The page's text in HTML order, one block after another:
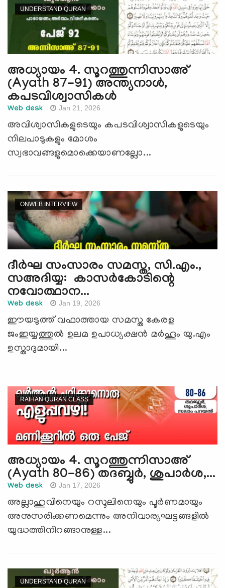
UNDERSTAND QURAN
അധ്യായം 4. സൂറത്തുന്നിസാഅ്
(Ayath 87-91) അന്ത്യനാള്‍,
കപടവിശ്വാസികള്‍
Web desk Jan 21, 2026
അവിശ്വാസികളുടെയും കപടവിശ്വാസികളുടെയും
നിലപാടുകളും മോശം
സ്വഭാവങ്ങളുമൊക്കെയാണല്ലോ...
ONWEB INTERVIEW
ദീര്‍ഘ സംസാരം സമസ്ത, സി.എം.,
സഅദിയ്യ: കാസര്‍കോടിന്റെ
നവോത്ഥാന...
Web desk Jan 19, 2026
ഈയടുത്ത് വഫാത്തായ സമസ്ത കേരള
ജംഇയ്യത്തുല്‍ ഉലമ ഉപാധ്യക്ഷന്‍ മര്‍ഹൂം യു.എം
ഉസ്താദുമായി...
RAIHAN QURAN CLASS
അധ്യായം 4. സൂറത്തുന്നിസാഅ്
(Ayath 80-86) തദബ്ബുര്‍, ശുപാര്‍ശ,...
Web desk Jan 17, 2026
അല്ലാഹുവിനെയും റസൂലിനെയും പൂര്‍ണമായും
അനുസരിക്കണമെന്നും അനിവാര്യഘട്ടങ്ങളില്‍
യുദ്ധത്തിനിറങ്ങാനുള്ള...
UNDERSTAND QURAN